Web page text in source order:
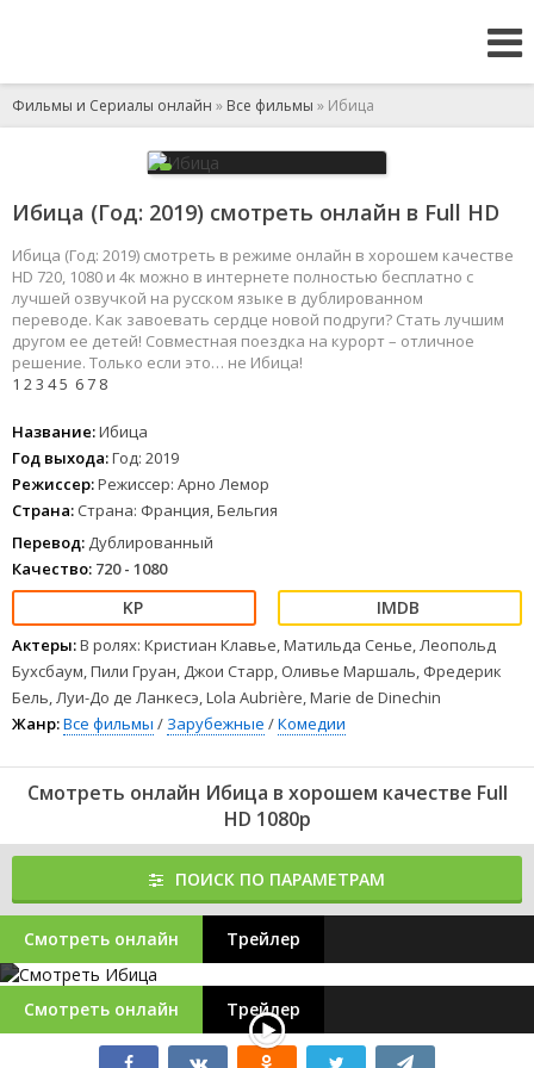
Фильмы и Сериалы онлайн » Все фильмы » Ибица
Ибица (Год: 2019) смотреть онлайн в Full HD
Ибица (Год: 2019) смотреть в режиме онлайн в хорошем качестве
HD 720, 1080 и 4к можно в интернете полностью бесплатно с
лучшей озвучкой на русском языке в дублированном
переводе. Как завоевать сердце новой подруги? Стать лучшим
другом ее детей! Совместная поездка на курорт – отличное
решение. Только если это… не Ибица!
1 23 45 67 8
Название:Ибица
Год выхода:Год: 2019
Режиссер:Режиссер: Арно Лемор
Страна: Страна: Франция, Бельгия
Перевод: Дублированный
Качество: 720 - 1080
Актеры:В ролях: Кристиан Клавье, Матильда Сенье, Леопольд
Бухсбаум, Пили Груан, Джои Старр, Оливье Маршаль, Фредерик
Бель, Луи-До де Ланкесэ, Lola Aubrière, Marie de Dinechin
Жанр:Все фильмы / Зарубежные /Комедии
Смотреть онлайн Ибица в хорошем качестве Full
HD 1080p
ПОИСК ПО ПАРАМЕТРАМ
Смотреть онлайн Трейлер
Смотреть онлайн Трейлер